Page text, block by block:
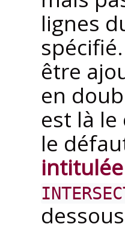
lignes
être
en
est là
le